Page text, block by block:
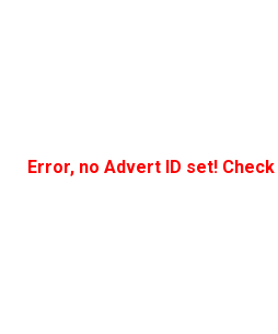
Error, no Advert ID set!